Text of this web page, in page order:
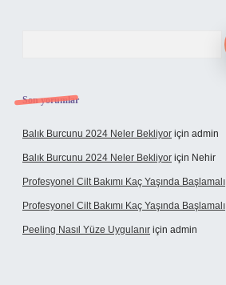
Son yorumlar
Balık Burcunu 2024 Neler Bekliyor için admin
Balık Burcunu 2024 Neler Bekliyor için Nehir
Profesyonel Cilt Bakımı Kaç Yaşında Başlamalı
Profesyonel Cilt Bakımı Kaç Yaşında Başlamalı
Peeling Nasıl Yüze Uygulanır için admin